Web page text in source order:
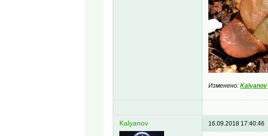
Изменено:Kalyanov
Kalyanov 16.09.2018 17:40:46